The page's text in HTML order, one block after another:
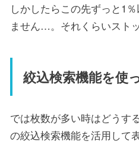
しかしたらこの先ずっと1
ません…。それくらいスト
絞込検索機能を使
では枚数が多い時はどうす
の絞込検索機能を活用して